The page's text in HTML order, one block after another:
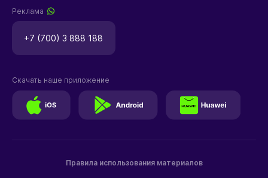
Реклама
+7 (700) 3 888 188
Правила использования материалов
Скачать наше приложение